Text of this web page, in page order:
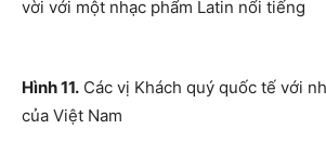
vời với một nhạc phẩm Latin nổi tiếng
Hình 11. Các vị Khách quý quốc tế với
của Việt Nam